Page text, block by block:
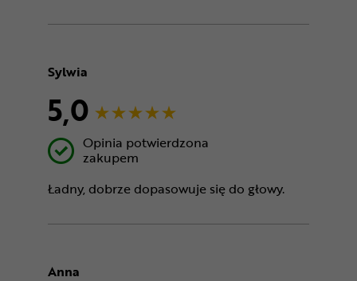
Sylwia
5,0
Opinia potwierdzona
zakupem
Ładny, dobrze dopasowuje się do głowy.
Anna